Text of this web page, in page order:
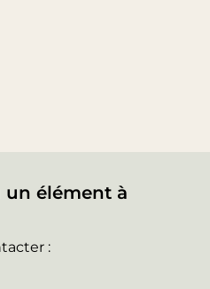
un élément à
: